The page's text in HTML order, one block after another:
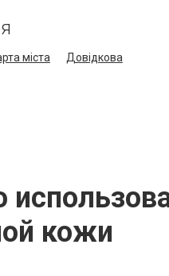
міста Довідкова
кожи